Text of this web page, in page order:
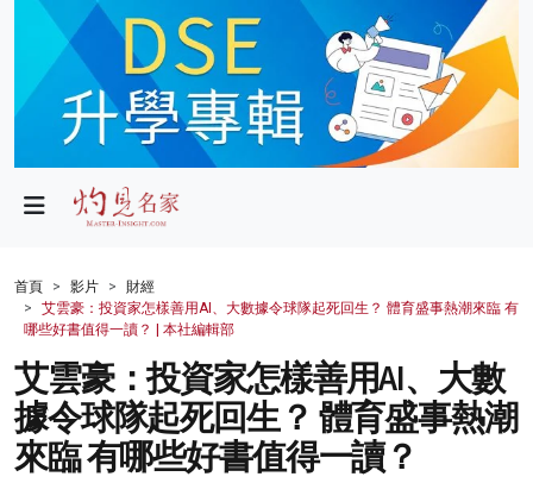
政局
財經
生活
健康
商業
科技
首頁 影片
財經
艾雲豪：投資家怎樣善用AI、大數據令球隊起死回生？ 體育盛事熱潮來臨 有
哪些好書值得一讀？ | 本社編輯部
艾雲豪：投資家怎樣善用AI、大數
據令球隊起死回生？ 體育盛事熱潮
來臨 有哪些好書值得一讀？